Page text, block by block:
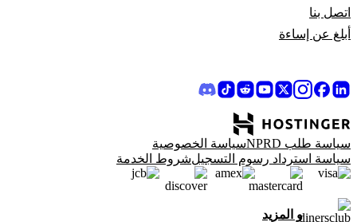
اتصل بنا
أبلغ عن إساءة
سياسة طلب NPRD
سياسة الخصوصية
سياسة استرداد رسوم التسجيلشروط الخدمة
و المزيد